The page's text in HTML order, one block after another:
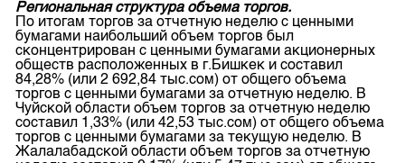
Региональная структура объема торгов.
По итогам торгов за отчетную неделю с ценными
бумагами наибольший объем торгов был
сконцентрирован с ценными бумагами акционерных
обществ расположенных в г.Бишкек и составил
84,28% (или 2 692,84 тыс.сом) от общего объема
торгов с ценными бумагами за отчетную неделю. В
Чуйской области объем торгов за отчетную неделю
составил 1,33% (или 42,53 тыс.сом) от общего объема
торгов с ценными бумагами за текущую неделю. В
Жалалабадской области объем торгов за отчетную